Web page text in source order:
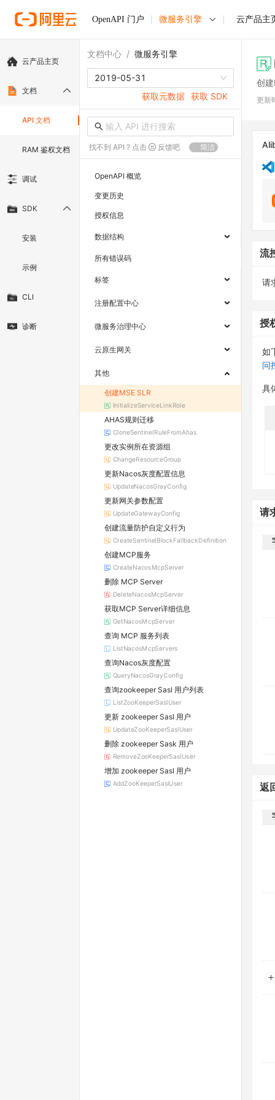
OpenAPI 门户 微服务引擎 云产品主
云产品主页
文档
API 文档
RAM 鉴权文档
调试
SDK
安装
示例
CLI
诊断
文档中心 / 微服务引擎
2019-05-31
获取元数据 获取 SDK
找不到 API ? 点击 反馈吧 简洁
OpenAPI 概览
变更历史
授权信息
数据结构
所有错误码
标签
注册配置中心
微服务治理中心
云原生网关
其他
创建MSE SLR
InitializeServiceLinkRole
AHAS规则迁移
CloneSentinelRuleFromAhas
更改实例所在资源组
ChangeResourceGroup
更新Nacos灰度配置信息
UpdateNacosGrayConfig
更新网关参数配置
UpdateGatewayConfig
创建流量防护自定义行为
CreateSentinelBlockFallbackDefinition
创建MCP服务
CreateNacosMcpServer
删除 MCP Server
DeleteNacosMcpServer
获取MCP Server详细信息
GetNacosMcpServer
查询 MCP 服务列表
ListNacosMcpServers
查询Nacos灰度配置
QueryNacosGrayConfig
查询zookeeper Sasl 用户列表
ListZooKeeperSaslUser
更新 zookeeper Sasl 用户
UpdateZooKeeperSaslUser
删除 zookeeper Sask 用户
RemoveZooKeeperSaslUser
增加 zookeeper Sasl 用户
AddZooKeeperSaslUser
创
更新
流
请
授
如
问
具
请
返